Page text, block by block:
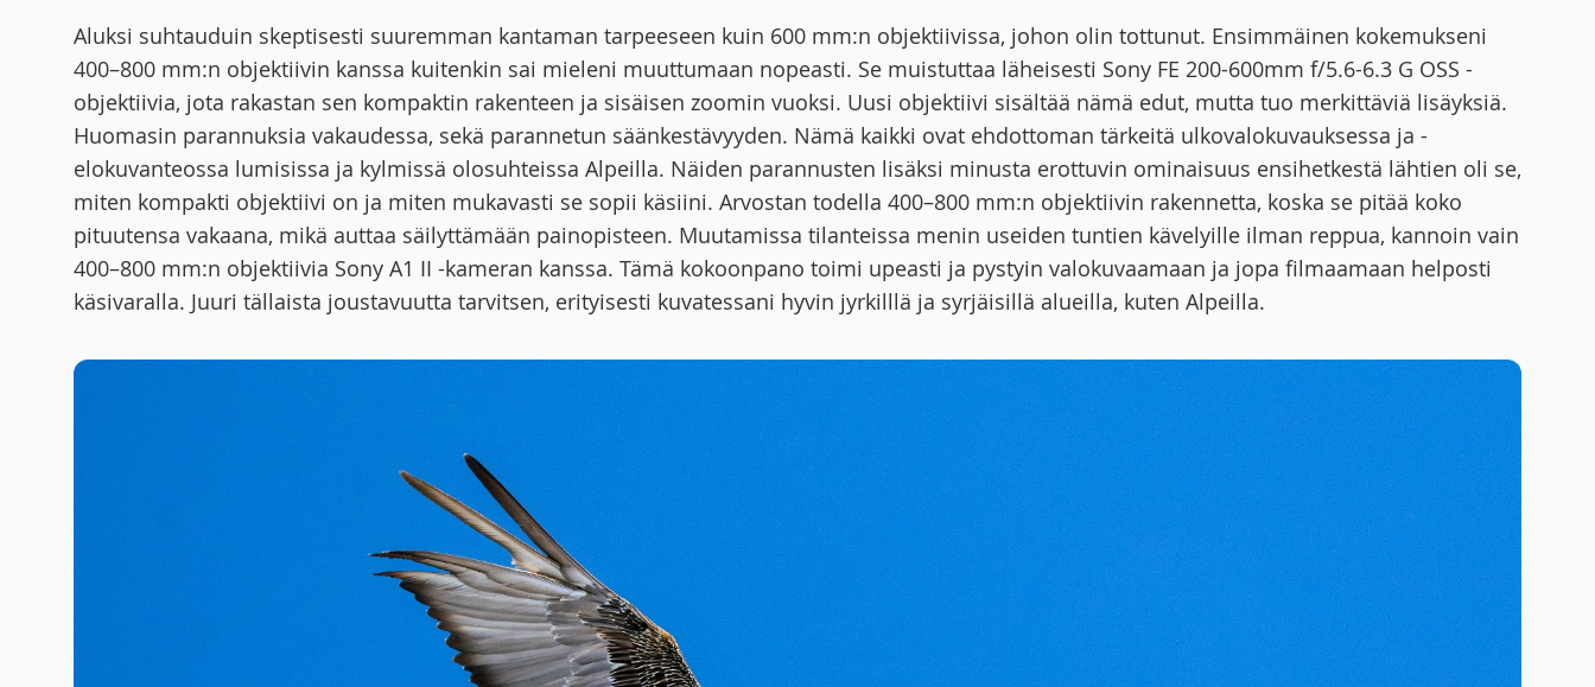
Aluksi suhtauduin skeptisesti suuremman kantaman tarpeeseen kuin 600 mm:n objektiivissa, johon olin tottunut. Ensimmäinen kokemukseni
400–800 mm:n objektiivin kanssa kuitenkin sai mieleni muuttumaan nopeasti. Se muistuttaa läheisesti Sony FE 200-600mm f/5.6-6.3 G OSS -
objektiivia, jota rakastan sen kompaktin rakenteen ja sisäisen zoomin vuoksi. Uusi objektiivi sisältää nämä edut, mutta tuo merkittäviä lisäyksiä.
Huomasin parannuksia vakaudessa, sekä parannetun säänkestävyyden. Nämä kaikki ovat ehdottoman tärkeitä ulkovalokuvauksessa ja -
elokuvanteossa lumisissa ja kylmissä olosuhteissa Alpeilla. Näiden parannusten lisäksi minusta erottuvin ominaisuus ensihetkestä lähtien oli se,
miten kompakti objektiivi on ja miten mukavasti se sopii käsiini. Arvostan todella 400–800 mm:n objektiivin rakennetta, koska se pitää koko
pituutensa vakaana, mikä auttaa säilyttämään painopisteen. Muutamissa tilanteissa menin useiden tuntien kävelyille ilman reppua, kannoin vain
400–800 mm:n objektiivia Sony A1 II -kameran kanssa. Tämä kokoonpano toimi upeasti ja pystyin valokuvaamaan ja jopa filmaamaan helposti
käsivaralla. Juuri tällaista joustavuutta tarvitsen, erityisesti kuvatessani hyvin jyrkilllä ja syrjäisillä alueilla, kuten Alpeilla.